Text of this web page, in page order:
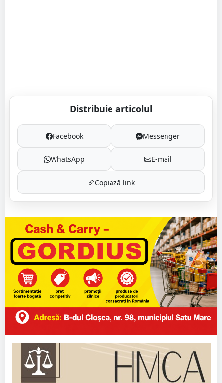
Distribuie articolul
Facebook Messenger
WhatsApp E-mail
Copiază link